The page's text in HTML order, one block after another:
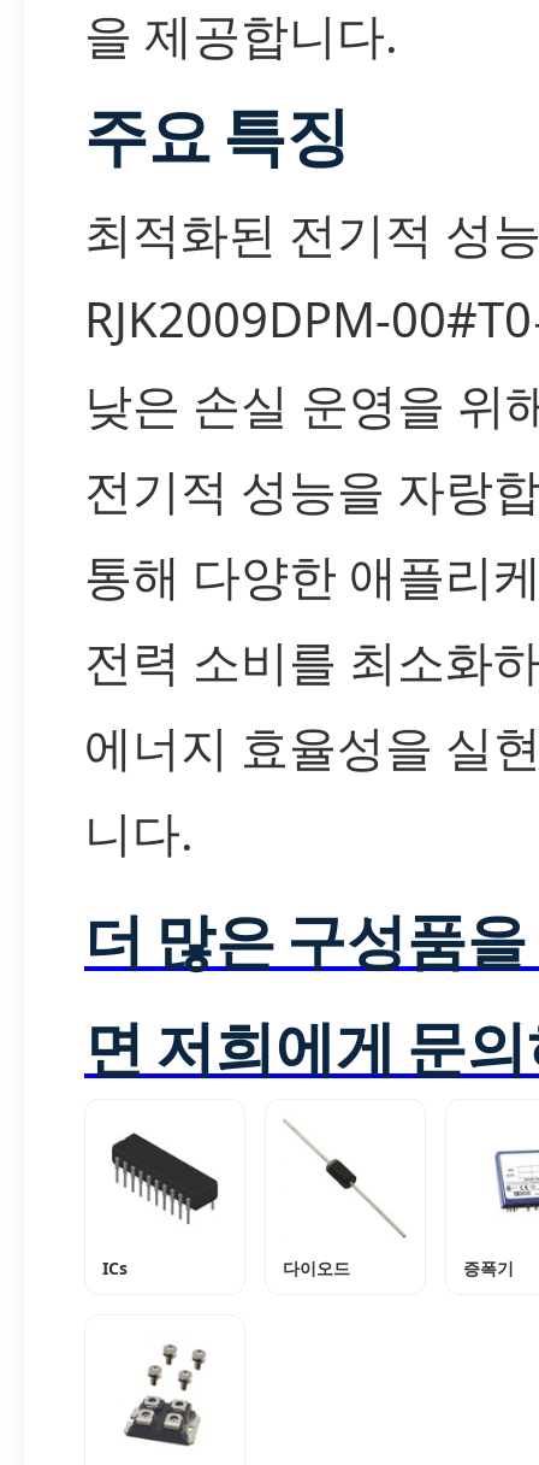
을 제공합니다.
주요 특징
최적화된 전기적 성
RJK2009DPM-
낮은 손실 운영을 위
전기적 성능을 자랑
통해 다양한 애플리
전력 소비를 최소화
에너지 효율성을 실
니다.
더 많은 구성품
면 저희에게 문
ICs 다이오드 증폭기